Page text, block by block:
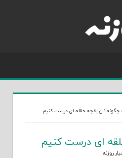
چگونه نان بقچه حلقه ای درست کنیم
ای درست کنیم
روزنه